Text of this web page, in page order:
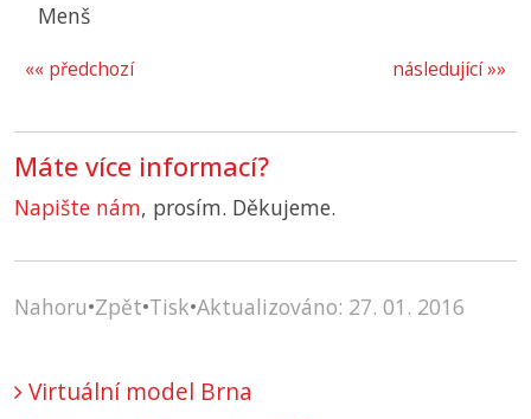
Menš
následující »»
«« předchozí
Máte více informací?
Napište nám, prosím. Děkujeme.
Nahoru•Zpět•Tisk•Aktualizováno: 27. 01. 2016
Virtuální model Brna